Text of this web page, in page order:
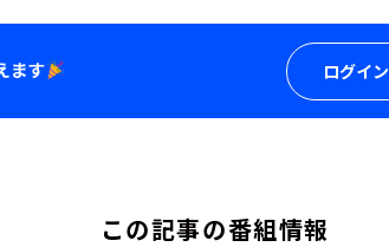
ログイン
この記事の番組情報